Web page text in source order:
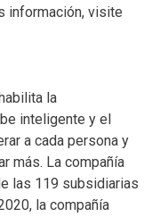
información, visite
la
inteligente y el
a cada persona y
más. La compañía
las 119 subsidiarias
la compañía